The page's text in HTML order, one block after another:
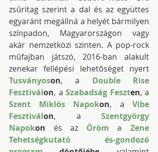
zsűritag szerint a dal és az együttes
egyaránt megállná a helyét bármilyen
színpadon, Magyarországon vagy
akár nemzetközi szinten. A pop-rock
műfajban játszó, 2016-ban alakult
Tusványoson, a Double Rise
Fesztiválon, a Szabadság Feszten
Szent Miklós Napokon, a Vibe
Fesztiválon, a Szentgyörgy
Napokon és az Öröm a Zene
Tehetségkutató és-gondozó